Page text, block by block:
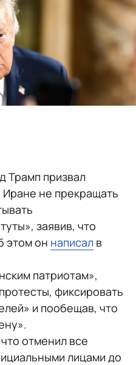
Трамп призвал
Иране не прекращать
заявив, что
этом он написал в
патриотам»,
фиксировать
и пообещав, что
отменил все
лицами до